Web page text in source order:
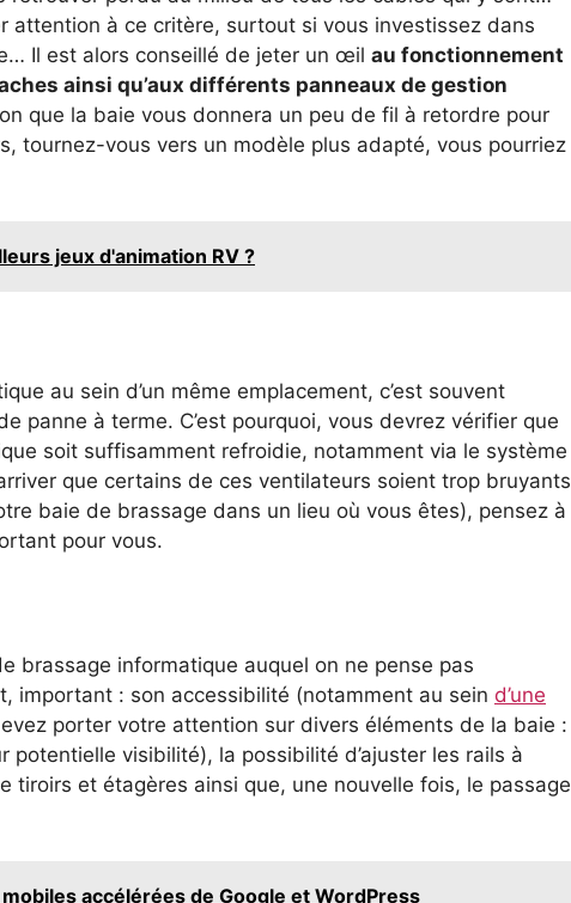
attention à ce critère, surtout si vous investissez dans
Il est alors conseillé de jeter un œil au fonctionnement
ainsi qu’aux différents panneaux de gestion
que la baie vous donnera un peu de fil à retordre pour
tournez-vous vers un modèle plus adapté, vous pourriez
jeux d'animation RV ?
au sein d’un même emplacement, c’est souvent
panne à terme. C’est pourquoi, vous devrez vérifier que
soit suffisamment refroidie, notamment via le système
que certains de ces ventilateurs soient trop bruyants
baie de brassage dans un lieu où vous êtes), pensez à
pour vous.
brassage informatique auquel on ne pense pas
important : son accessibilité (notamment au sein d’une
porter votre attention sur divers éléments de la baie :
potentielle visibilité), la possibilité d’ajuster les rails à
tiroirs et étagères ainsi que, une nouvelle fois, le passage
accélérées de Google et WordPress